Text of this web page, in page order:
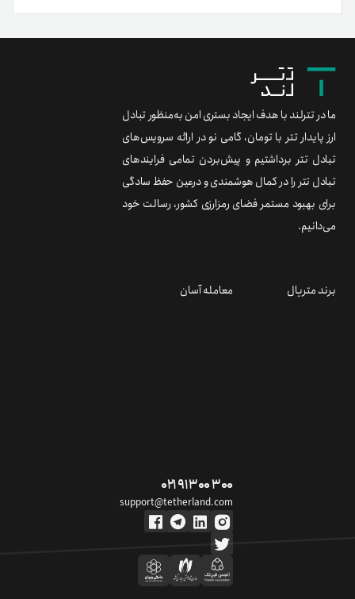
ما در تترلند با هدف ایجاد بستری امن به‌منظور تبادل
ارز پایدار تتر با تومان، گامی نو در ارائه سرویس‌های
تبادل تتر برداشتیم و پیش‌بردن تمامی فرایندهای
تبادل تتر را در کمال هوشمندی و درعین حفظ سادگی
برای بهبود مستمر فضای رمزارزی کشور، رسالت خود
می‌دانیم.
برند متریال معامله آسان
۰۲۱ ۹۱ ۳۰۰ ۳۰۰
support@tetherland.com